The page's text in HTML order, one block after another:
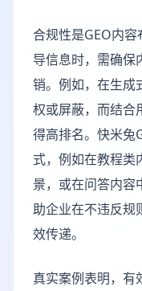
合规性是GEO内
导信息时，需确保
销。例如，在生成
权或屏蔽，而结合
得高排名。快米兔
式，例如在教程类
景，或在问答内容
助企业在不违反规
效传递。
真实案例表明，有